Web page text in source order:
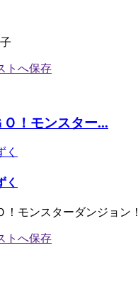
Ｏ！モンスター...
く
く
！モンスターダンジョン！